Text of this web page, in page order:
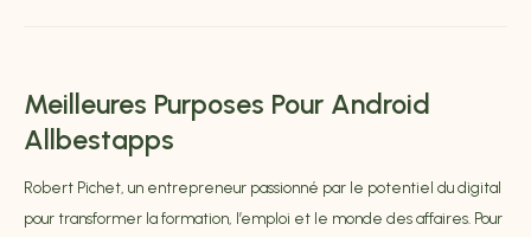
Meilleures Purposes Pour Android
Allbestapps
Robert Pichet, un entrepreneur passionné par le potentiel du digital
pour transformer la formation, l’emploi et le monde des affaires. Pour